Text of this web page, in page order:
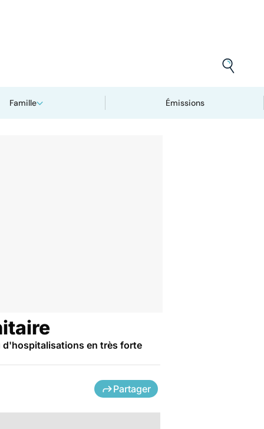
Famille Émissions
d'hospitalisations en très forte
Partager